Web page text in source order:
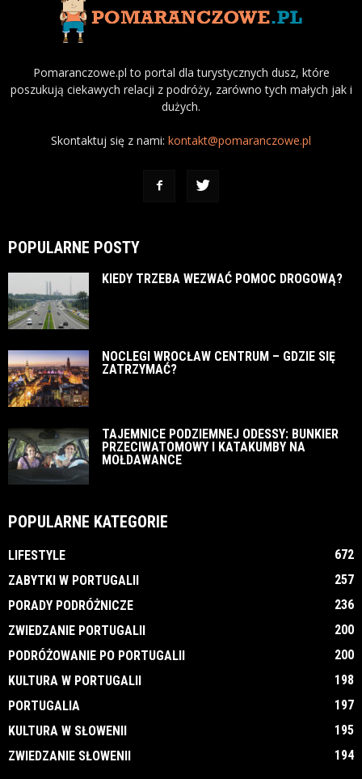
Pomaranczowe.pl to portal dla turystycznych dusz, które
poszukują ciekawych relacji z podróży, zarówno tych małych jak i
dużych.
Skontaktuj się z nami: kontakt@pomaranczowe.pl
POPULARNE POSTY
KIEDY TRZEBA WEZWAĆ POMOC DROGOWĄ?
NOCLEGI WROCŁAW CENTRUM – GDZIE SIĘ
ZATRZYMAĆ?
TAJEMNICE PODZIEMNEJ ODESSY: BUNKIER
PRZECIWATOMOWY I KATAKUMBY NA
MOŁDAWANCE
POPULARNE KATEGORIE
LIFESTYLE
672
ZABYTKI W PORTUGALII
257
PORADY PODRÓŻNICZE
236
ZWIEDZANIE PORTUGALII
200
PODRÓŻOWANIE PO PORTUGALII
200
KULTURA W PORTUGALII
198
PORTUGALIA
197
KULTURA W SŁOWENII
195
ZWIEDZANIE SŁOWENII
194